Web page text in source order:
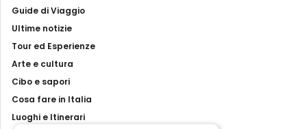
Guide di Viaggio
Ultime notizie
Tour ed Esperienze
Arte e cultura
Cibo e sapori
Cosa fare in Italia
Luoghi e Itinerari